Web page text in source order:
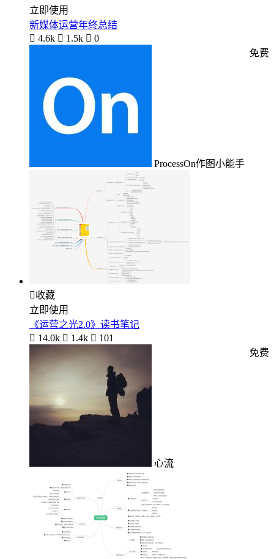
立即使用
新媒体运营年终总结
 4.6k  1.5k  0
ProcessOn作图小能手
免费
收藏
立即使用
《运营之光2.0》读书笔记
 14.0k  1.4k  101
心流
免费